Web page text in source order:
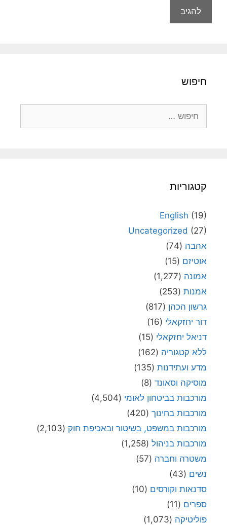
חיפוש
קטגוריות
English (19)
Uncategorized (27)
אהבה (74)
אוטיזם (15)
אמונה (1,277)
אמנות (253)
גרשון הכהן (817)
דור יחזקאלי (16)
דניאל יחזקאלי (15)
ללא קטגוריה (162)
מדע ועתידנות (135)
מוסיקה וסאונד (8)
מורכבות בביטחון לאומי (4,504)
מורכבות בחינוך (420)
מורכבות במשפט, בשיטור ובאכיפת חוק (2,103)
מורכבות בניהול (1,258)
משטרה וחברה (57)
נשים (43)
סדנאות וקורסים (10)
ספרים (11)
פוליטיקה (1,073)